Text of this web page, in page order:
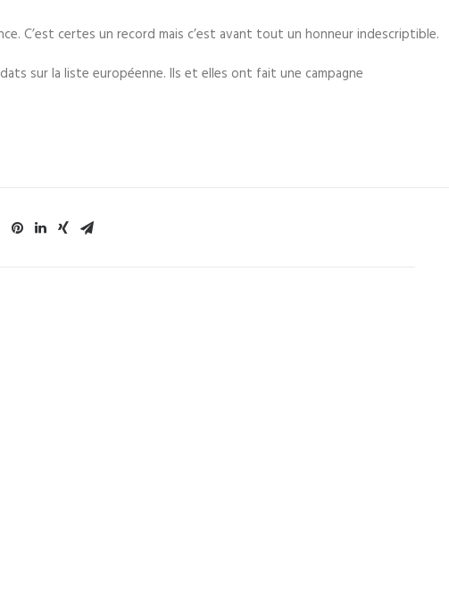
C’est certes un record mais c’est avant tout un honneur indescriptible.
sur la liste européenne. Ils et elles ont fait une campagne